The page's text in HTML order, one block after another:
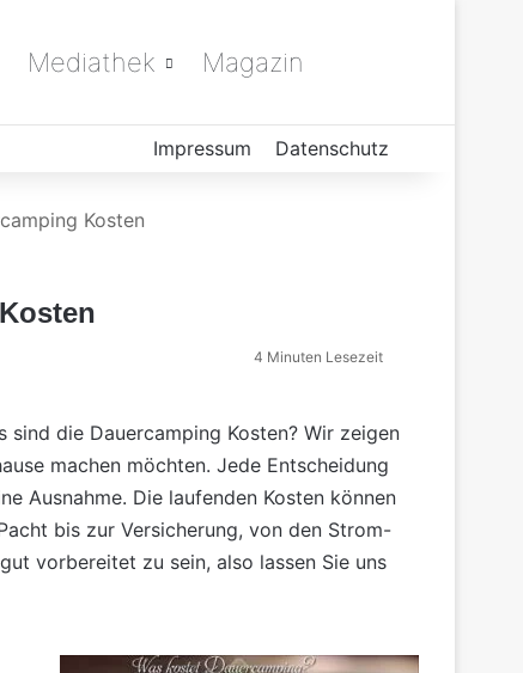
Mediathek Magazin
Impressum Datenschutz
Kosten
4 Minuten Lesezeit
sind die Dauercamping Kosten? Wir zeigen
machen möchten. Jede Entscheidung
Ausnahme. Die laufenden Kosten können
bis zur Versicherung, von den Strom-
vorbereitet zu sein, also lassen Sie uns